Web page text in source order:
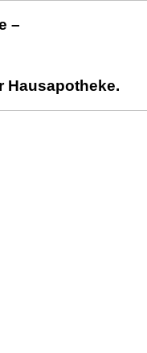
–
Hausapotheke.